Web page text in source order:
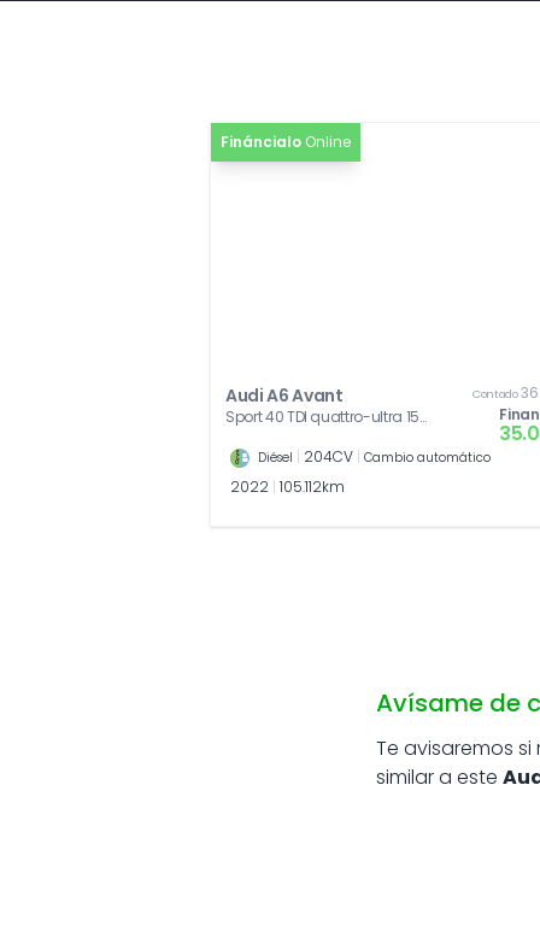
Fináncialo Online
Audi A6 Avant
Sport 40 TDI quattro-ultra 150
Contado
Diésel 204CV Cambio automático
2022 105.112km
Avísame de
Te avisaremos
similar a este